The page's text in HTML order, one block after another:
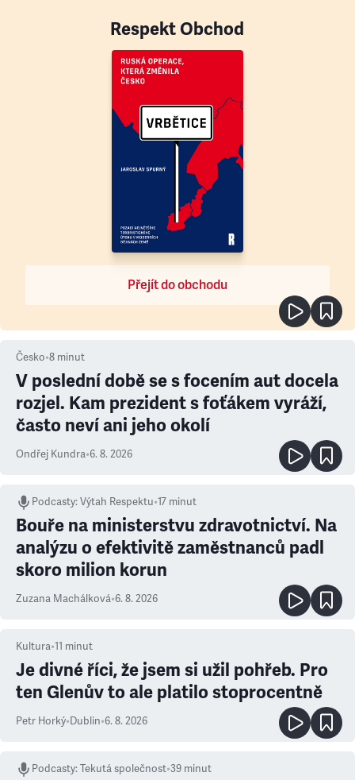
Respekt Obchod
Přejít do obchodu
Česko•8 minut
V poslední době se s focením aut docela
rozjel. Kam prezident s foťákem vyráží,
často neví ani jeho okolí
Ondřej Kundra•6. 8. 2026
Podcasty:Výtah Respektu•17 minut
Bouře na ministerstvu zdravotnictví. Na
analýzu o efektivitě zaměstnanců padl
skoro milion korun
Zuzana Machálková•6. 8. 2026
Kultura•11 minut
Je divné říci, že jsem si užil pohřeb. Pro
ten Glenův to ale platilo stoprocentně
Petr Horký•Dublin•6. 8. 2026
Podcasty:Tekutá společnost•39 minut